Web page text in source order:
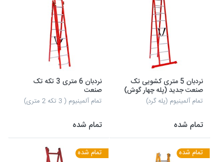
نردبان 5 متری کشویی تک
صنعت جدید (پله چهار گوش)
تمام آلمینیوم (پله گرد)
تمام شده
نردبان 6 متری 3 تکه تک
صنعت
تمام آلمینیوم ( 3 تکه 2 متری)
تمام شده
تمام شده تمام شده